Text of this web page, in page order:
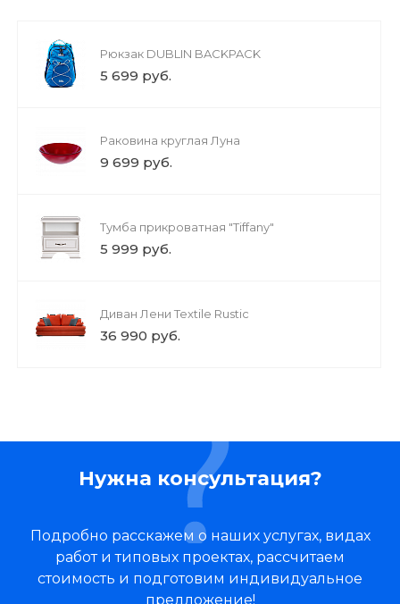
Рюкзак DUBLIN BACKPACK
5 699 руб.
Раковина круглая Луна
9 699 руб.
Тумба прикроватная "Tiffany"
5 999 руб.
Диван Лени Textile Rustic
36 990 руб.
Нужна консультация?
Подробно расскажем о наших услугах, видах
работ и типовых проектах, рассчитаем
стоимость и подготовим индивидуальное
предложение!